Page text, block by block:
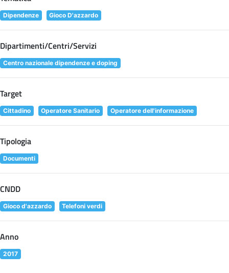
Dipendenze Gioco D'azzardo
Dipartimenti/Centri/Servizi
Centro nazionale dipendenze e doping
Target
Cittadino Operatore Sanitario Operatore dell'informazione
Tipologia
Documenti
CNDD
Gioco d'azzardo Telefoni verdi
Anno
2017